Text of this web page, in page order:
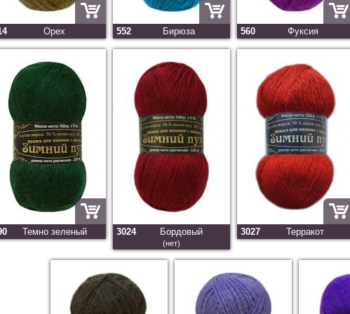
Орех 552 Бирюза 560 Фуксия
Темно зеленый 3024 Бордовый
(нет)
3027 Терракот